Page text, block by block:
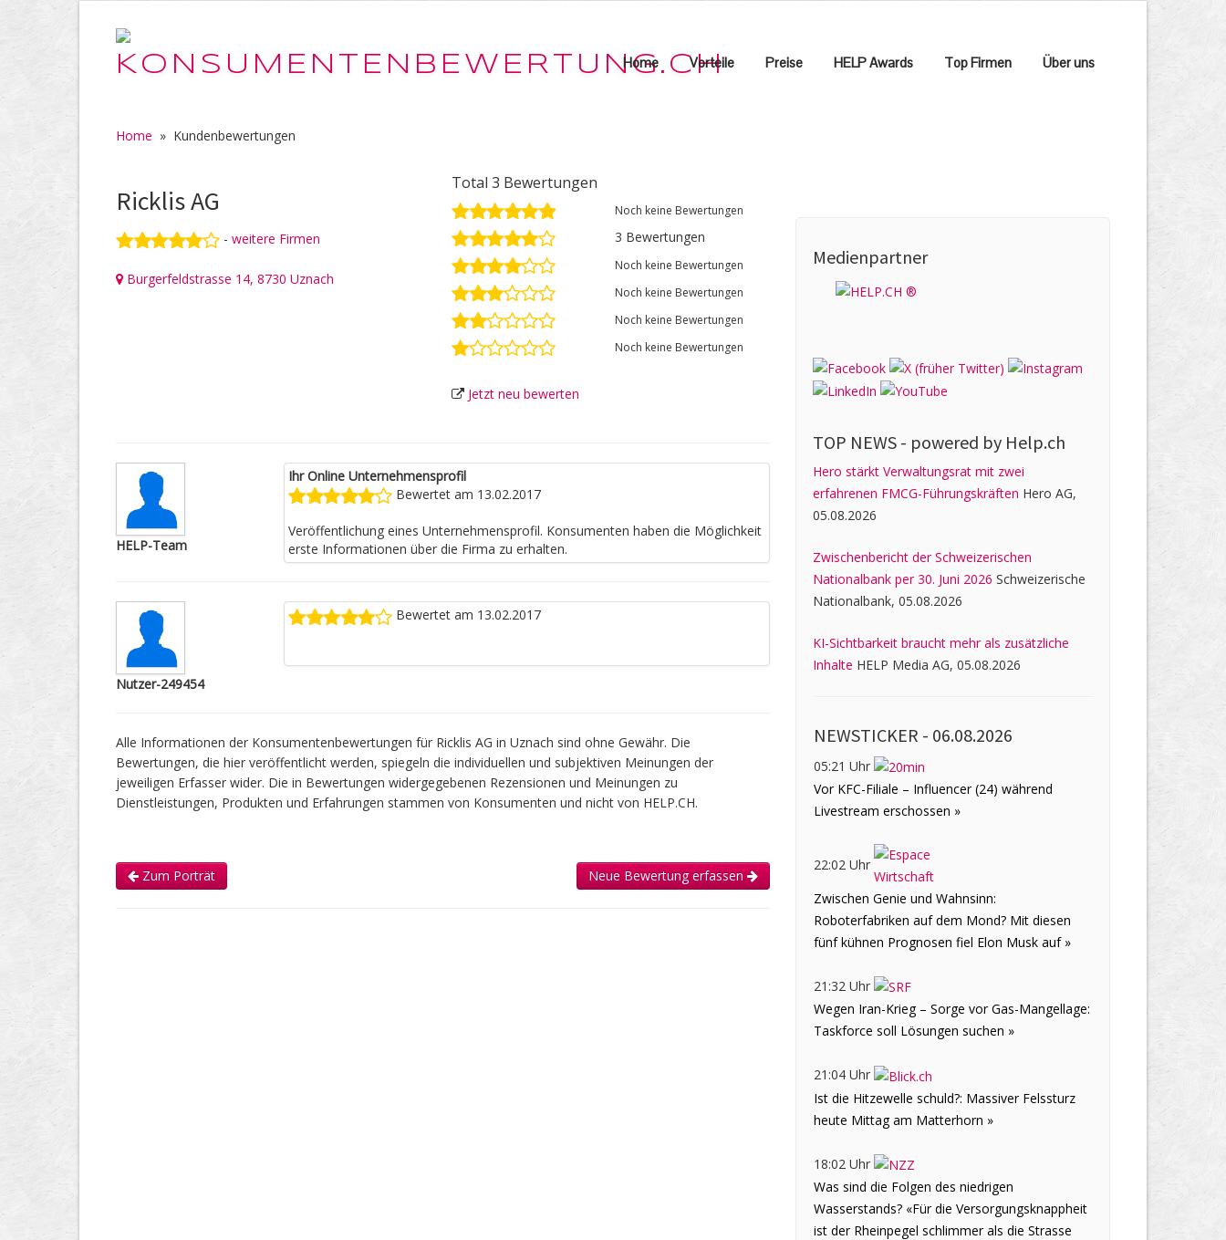
Home Vorteile Preise HELP Awards Top Firmen Über uns
Home » Kundenbewertungen
Ricklis AG
- weitere Firmen
Burgerfeldstrasse 14, 8730 Uznach
Total 3 Bewertungen
Noch keine Bewertungen
3 Bewertungen
Noch keine Bewertungen
Noch keine Bewertungen
Noch keine Bewertungen
Noch keine Bewertungen
Jetzt neu bewerten
HELP-Team
Ihr Online Unternehmensprofil
Bewertet am 13.02.2017
Veröffentlichung eines Unternehmensprofil. Konsumenten haben die Möglichkeit
erste Informationen über die Firma zu erhalten.
Nutzer-249454
Bewertet am 13.02.2017
Alle Informationen der Konsumentenbewertungen für Ricklis AG in Uznach sind ohne Gewähr. Die
Bewertungen, die hier veröffentlicht werden, spiegeln die individuellen und subjektiven Meinungen der
jeweiligen Erfasser wider. Die in Bewertungen widergegebenen Rezensionen und Meinungen zu
Dienstleistungen, Produkten und Erfahrungen stammen von Konsumenten und nicht von HELP.CH.
Zum Porträt Neue Bewertung erfassen
Medienpartner
TOP NEWS - powered by Help.ch
Hero stärkt Verwaltungsrat mit zwei
erfahrenen FMCG-Führungskräften Hero AG,
05.08.2026
Zwischenbericht der Schweizerischen
Nationalbank per 30. Juni 2026 Schweizerische
Nationalbank, 05.08.2026
KI-Sichtbarkeit braucht mehr als zusätzliche
Inhalte HELP Media AG, 05.08.2026
NEWSTICKER - 06.08.2026
05:21 Uhr
Vor KFC-Filiale – Influencer (24) während
Livestream erschossen »
22:02 Uhr
Zwischen Genie und Wahnsinn:
Roboterfabriken auf dem Mond? Mit diesen
fünf kühnen Prognosen fiel Elon Musk auf »
21:32 Uhr
Wegen Iran-Krieg – Sorge vor Gas-Mangellage:
Taskforce soll Lösungen suchen »
21:04 Uhr
Ist die Hitzewelle schuld?: Massiver Felssturz
heute Mittag am Matterhorn »
18:02 Uhr
Was sind die Folgen des niedrigen
Wasserstands? «Für die Versorgungsknappheit
ist der Rheinpegel schlimmer als die Strasse